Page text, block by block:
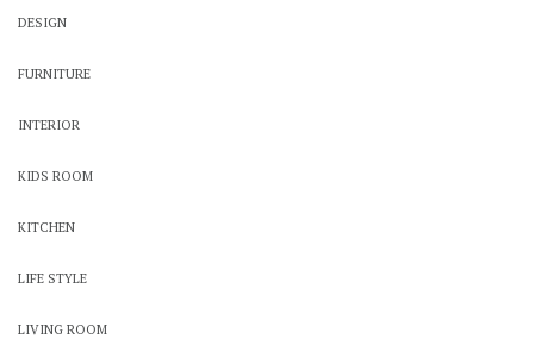
DESIGN
FURNITURE
INTERIOR
KIDS ROOM
KITCHEN
LIFE STYLE
LIVING ROOM